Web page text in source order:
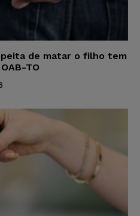
de matar o filho tem
TO